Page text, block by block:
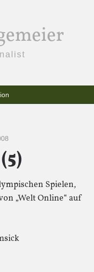
Spielen,
„Welt Online“ auf